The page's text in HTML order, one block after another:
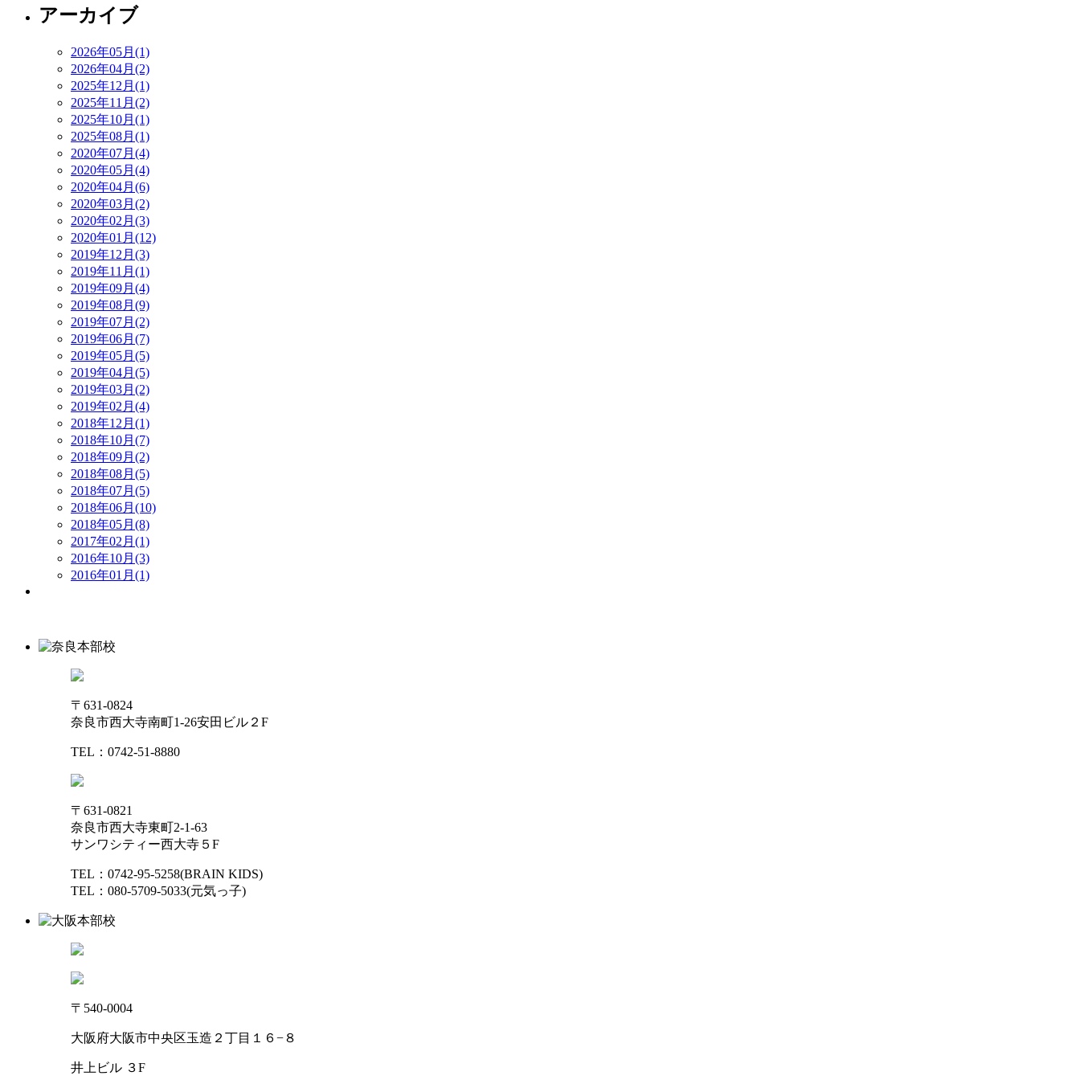
アーカイブ
2026年05月(1)
2026年04月(2)
2025年12月(1)
2025年11月(2)
2025年10月(1)
2025年08月(1)
2020年07月(4)
2020年05月(4)
2020年04月(6)
2020年03月(2)
2020年02月(3)
2020年01月(12)
2019年12月(3)
2019年11月(1)
2019年09月(4)
2019年08月(9)
2019年07月(2)
2019年06月(7)
2019年05月(5)
2019年04月(5)
2019年03月(2)
2019年02月(4)
2018年12月(1)
2018年10月(7)
2018年09月(2)
2018年08月(5)
2018年07月(5)
2018年06月(10)
2018年05月(8)
2017年02月(1)
2016年10月(3)
2016年01月(1)
〒631-0824
奈良市西大寺南町1-26安田ビル２F
TEL：0742-51-8880
〒631-0821
奈良市西大寺東町2-1-63
サンワシティー西大寺５F
TEL：0742-95-5258(BRAIN KIDS)
TEL：080-5709-5033(元気っ子)
〒540-0004
大阪府大阪市中央区玉造２丁目１６−８
井上ビル ３F